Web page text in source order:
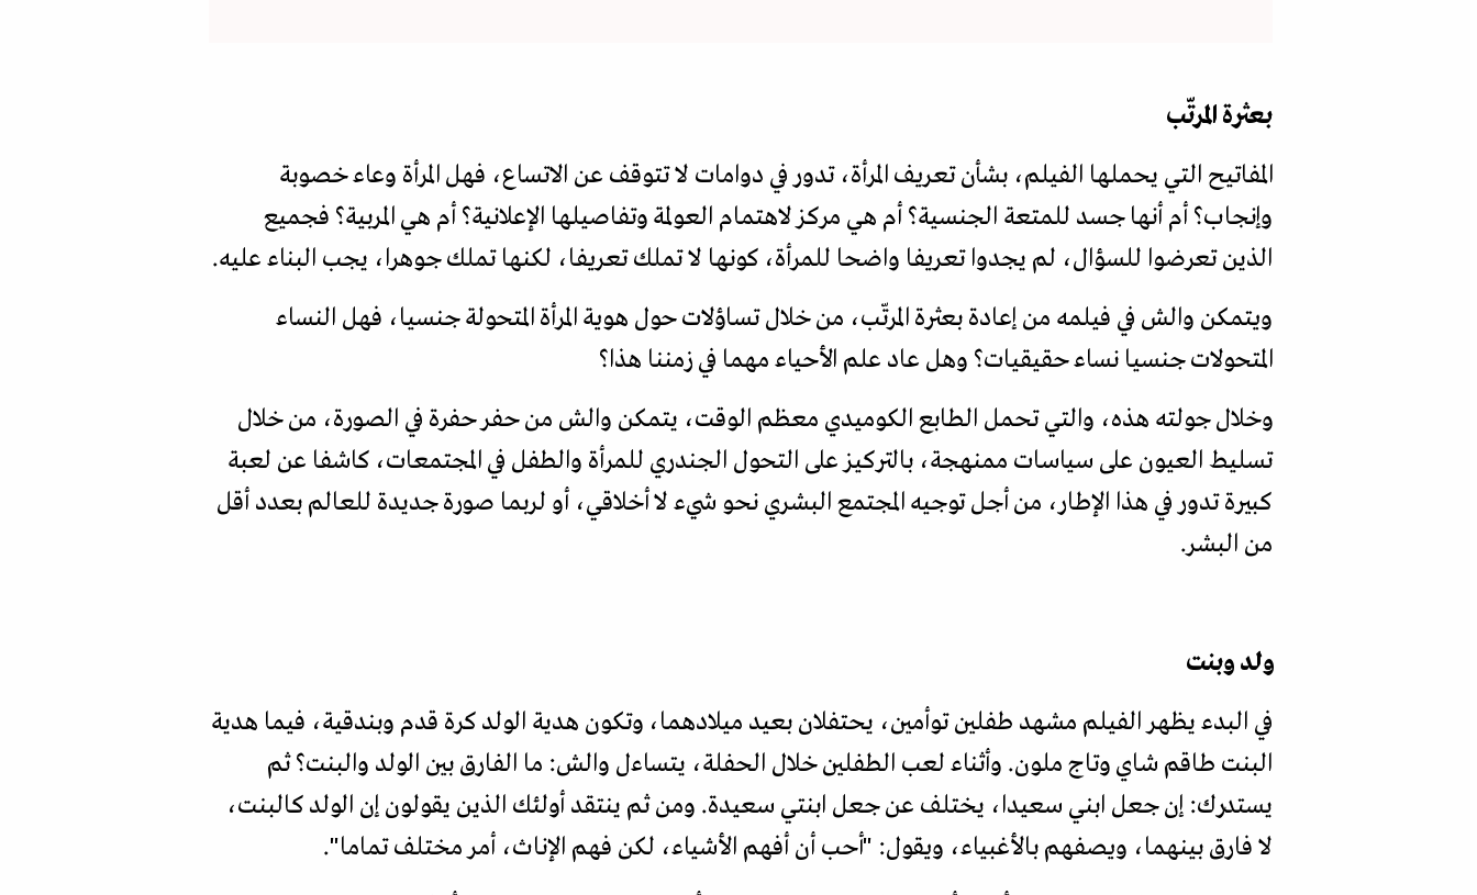
بعثرة المرتّب
المفاتيح التي يحملها الفيلم، بشأن تعريف المرأة، تدور في دوامات لا تتوقف عن الاتساع، فهل المرأة وعاء خصوبة
وإنجاب؟ أم أنها جسد للمتعة الجنسية؟ أم هي مركز لاهتمام العولمة وتفاصيلها الإعلانية؟ أم هي المربية؟ فجميع
الذين تعرضوا للسؤال، لم يجدوا تعريفا واضحا للمرأة، كونها لا تملك تعريفا، لكنها تملك جوهرا، يجب البناء عليه.
ويتمكن والش في فيلمه من إعادة بعثرة المرتّب، من خلال تساؤلات حول هوية المرأة المتحولة جنسيا، فهل النساء
المتحولات جنسيا نساء حقيقيات؟ وهل عاد علم الأحياء مهما في زمننا هذا؟
وخلال جولته هذه، والتي تحمل الطابع الكوميدي معظم الوقت، يتمكن والش من حفر حفرة في الصورة، من خلال
تسليط العيون على سياسات ممنهجة، بالتركيز على التحول الجندري للمرأة والطفل في المجتمعات، كاشفا عن لعبة
كبيرة تدور في هذا الإطار، من أجل توجيه المجتمع البشري نحو شيء لا أخلاقي، أو لربما صورة جديدة للعالم بعدد أقل
من البشر.
ولد وبنت
في البدء يظهر الفيلم مشهد طفلين توأمين، يحتفلان بعيد ميلادهما، وتكون هدية الولد كرة قدم وبندقية، فيما هدية
البنت طاقم شاي وتاج ملون. وأثناء لعب الطفلين خلال الحفلة، يتساءل والش: ما الفارق بين الولد والبنت؟ ثم
يستدرك: إن جعل ابني سعيدا، يختلف عن جعل ابنتي سعيدة. ومن ثم ينتقد أولئك الذين يقولون إن الولد كالبنت،
لا فارق بينهما، ويصفهم بالأغبياء، ويقول: "أحب أن أفهم الأشياء، لكن فهم الإناث، أمر مختلف تماما".